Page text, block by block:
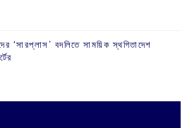
‘সারপ্লাস’ বদলিতে সাময়িক স্থগিতাদেশ